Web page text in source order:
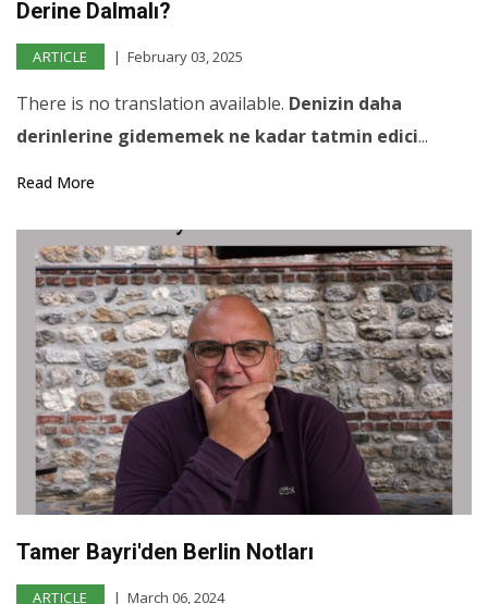
Derine Dalmalı?
ARTICLE February 03, 2025
There is no translation available. Denizin daha
derinlerine gidememek ne kadar tatmin edici...
Read More
Tamer Bayri'den Berlin Notları
ARTICLE March 06, 2024